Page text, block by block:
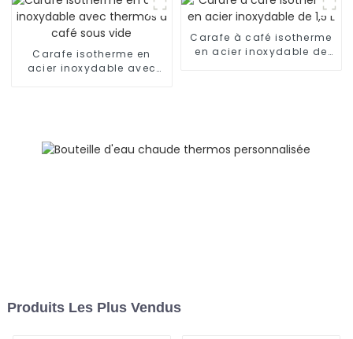
Carafe isotherme en
acier inoxydable avec
Carafe à café isotherme
en acier inoxydable de
Produits Les Plus Vendus